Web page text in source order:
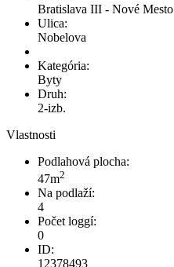
Bratislava III - Nové Mesto
Ulica:
Nobelova
Kategória:
Byty
Druh:
2-izb.
Vlastnosti
Podlahová plocha:
47m2
Na podlaží:
4
Počet loggí:
0
ID:
12378493